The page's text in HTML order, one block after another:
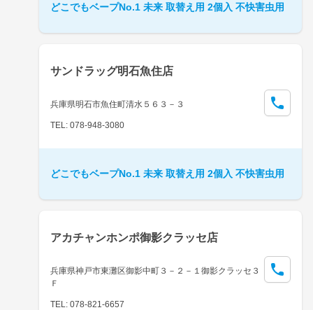
どこでもベープNo.1 未来 取替え用 2個入 不快害虫用
サンドラッグ明石魚住店
兵庫県明石市魚住町清水５６３－３
TEL: 078-948-3080
どこでもベープNo.1 未来 取替え用 2個入 不快害虫用
アカチャンホンポ御影クラッセ店
兵庫県神戸市東灘区御影中町３－２－１御影クラッセ３
Ｆ
TEL: 078-821-6657